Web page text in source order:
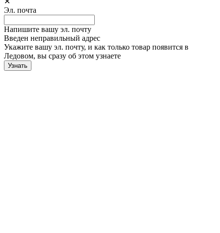
Эл. почта
Напишите вашу эл. почту
Введен неправильный адрес
Укажите вашу эл. почту, и как только товар появится в
Ледовом, вы сразу об этом узнаете